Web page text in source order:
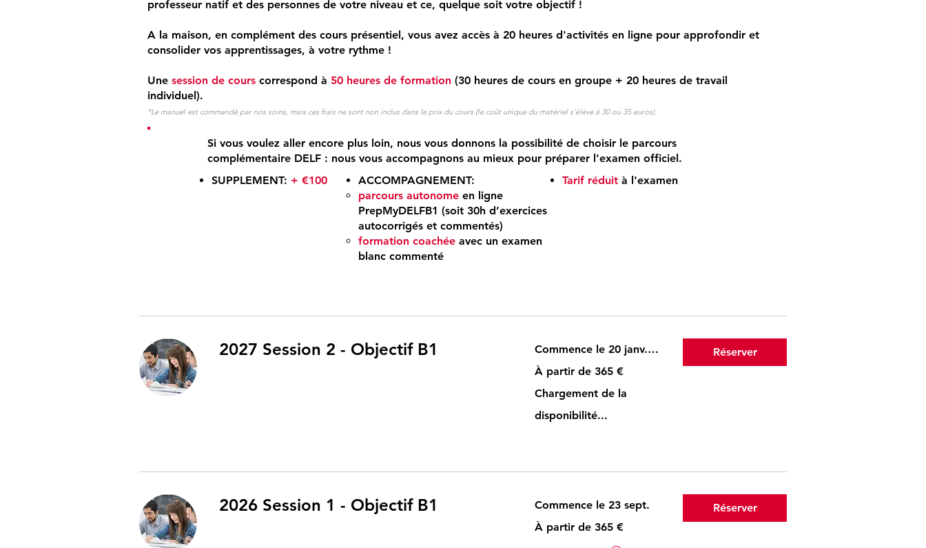
professeur natif et des personnes de votre niveau et ce, quelque soit votre objectif !
A la maison, en complément des cours présentiel, vous avez accès à 20 heures d'activités en ligne pour approfondir et
consolider vos apprentissages, à votre rythme !
Une session de cours correspond à 50 heures de formation (30 heures de cours en groupe + 20 heures de travail
individuel).
*Le manuel est commandé par nos soins, mais ces frais ne sont non inclus dans le prix du cours (le coût unique du matériel s'élève à 30 ou 35 euros).
Si vous voulez aller encore plus loin, nous vous donnons la possibilité de choisir le parcours
complémentaire DELF : nous vous accompagnons au mieux pour préparer l'examen officiel.
SUPPLEMENT: + €100
ACCOMPAGNEMENT:
parcours autonome en ligne
PrepMyDELFB1 (soit 30h d’exercices
autocorrigés et commentés)
formation coachée avec un examen
blanc commenté
Tarif réduit à l'examen
2027 Session 2 - Objectif B1 Commence le 20 janv. 2027
À
partir
365
euros
À partir de 365 €
Chargement de la
disponibilité...
Réserver
2026 Session 1 - Objectif B1 Commence le 23 sept.
À
partir
À partir de 365 €
Réserver